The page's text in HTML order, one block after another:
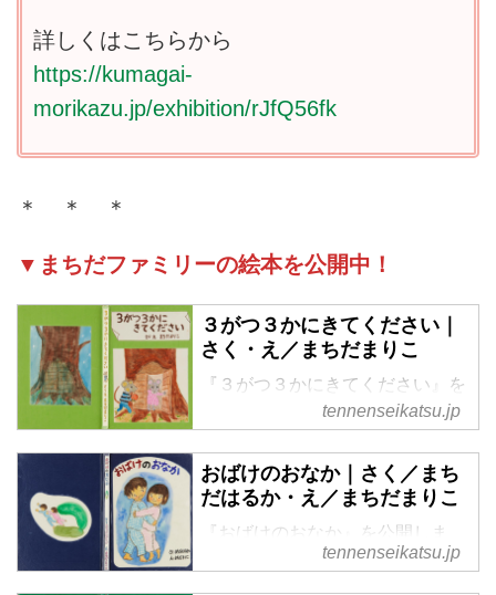
詳しくはこちらから
https://kumagai-
morikazu.jp/exhibition/rJfQ56fk
＊ ＊ ＊
▼まちだファミリーの絵本を公開中！
３がつ３かにきてください｜
さく・え／まちだまりこ
『３がつ３かにきてください』を
公開します。母・万里子さんの心
にふと浮かんだひな祭りのシーン
を描きたくて生まれた絵本。かわ
いい世界観に引き込まれます。
tennenseikatsu.jp
おばけのおなか｜さく／まち
だはるか・え／まちだまりこ
『おばけのおなか』を公開しま
す。町田家で実際にあったストー
tennenseikatsu.jp